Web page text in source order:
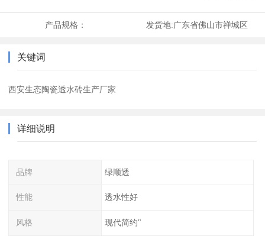
产品规格： 发货地:广东省佛山市禅城区
关键词
西安生态陶瓷透水砖生产厂家
详细说明
品牌 绿顺透
性能 透水性好
风格 现代简约"